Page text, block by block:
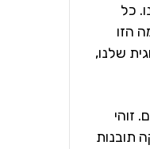
כל
הזו
שלנו,
זוהי
תובנות